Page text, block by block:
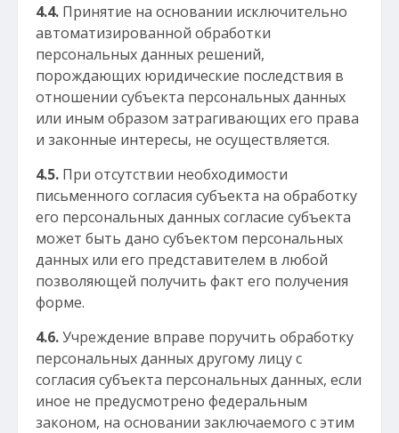
4.4. Принятие на основании исключительно
автоматизированной обработки
персональных данных решений,
порождающих юридические последствия в
отношении субъекта персональных данных
или иным образом затрагивающих его права
и законные интересы, не осуществляется.
4.5. При отсутствии необходимости
письменного согласия субъекта на обработку
его персональных данных согласие субъекта
может быть дано субъектом персональных
данных или его представителем в любой
позволяющей получить факт его получения
форме.
4.6.Учреждение вправе поручить обработку
персональных данных другому лицу с
согласия субъекта персональных данных, если
иное не предусмотрено федеральным
законом, на основании заключаемого с этим